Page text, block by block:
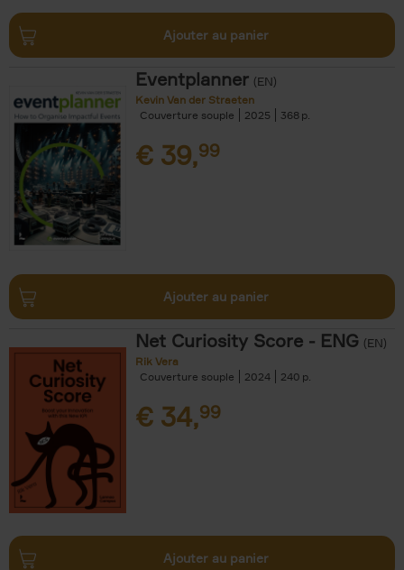
Ajouter au panier
Eventplanner (EN)
Kevin Van der Straeten
Couverture souple
2025 368
€ 39,99
Ajouter au panier
Net Curiosity Score - ENG (EN)
Rik Vera
Couverture souple
2024 240
€ 34,99
Ajouter au panier